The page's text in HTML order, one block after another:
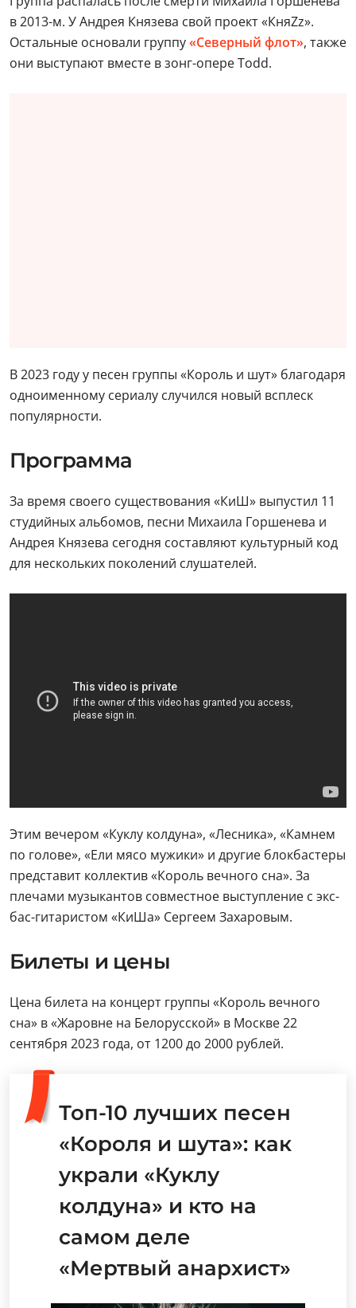
в 2013-м. У Андрея Князева свой проект «КняZz».
Остальные основали группу«Северный флот», также
они выступают вместе в зонг-опере Todd.
В 2023 году у песен группы «Король и шут» благодаря
одноименному сериалу случился новый всплеск
популярности.
Программа
За время своего существования «КиШ» выпустил 11
студийных альбомов, песни Михаила Горшенева и
Андрея Князева сегодня составляют культурный код
для нескольких поколений слушателей.
Этим вечером «Куклу колдуна», «Лесника», «Камнем
по голове», «Ели мясо мужики» и другие блокбастеры
представит коллектив «Король вечного сна». За
плечами музыкантов совместное выступление с экс-
бас-гитаристом «КиШа» Сергеем Захаровым.
Билеты и цены
Цена билета на концерт группы «Король вечного
сна» в «Жаровне на Белорусской» в Москве 22
сентября 2023 года, от 1200 до 2000 рублей.
Топ-10 лучших песен
«Короля и шута»: как
украли «Куклу
колдуна» и кто на
самом деле
«Мертвый анархист»